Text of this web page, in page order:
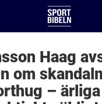
Haag
om
–